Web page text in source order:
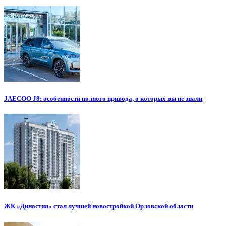
JAECOO J8: особенности полного привода, о которых вы не знали
ЖК «Династия» стал лучшей новостройкой Орловской области